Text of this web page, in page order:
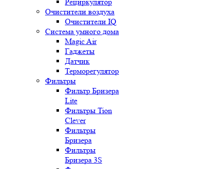
Очистители воздуха
Очистители IQ
Система умного дома
Magic Air
Гаджеты
Датчик
Терморегулятор
Фильтры
Фильтр Бризера
Lite
Фильтры Tion
Clever
Фильтры
Бризера
Фильтры
Бризера 3S